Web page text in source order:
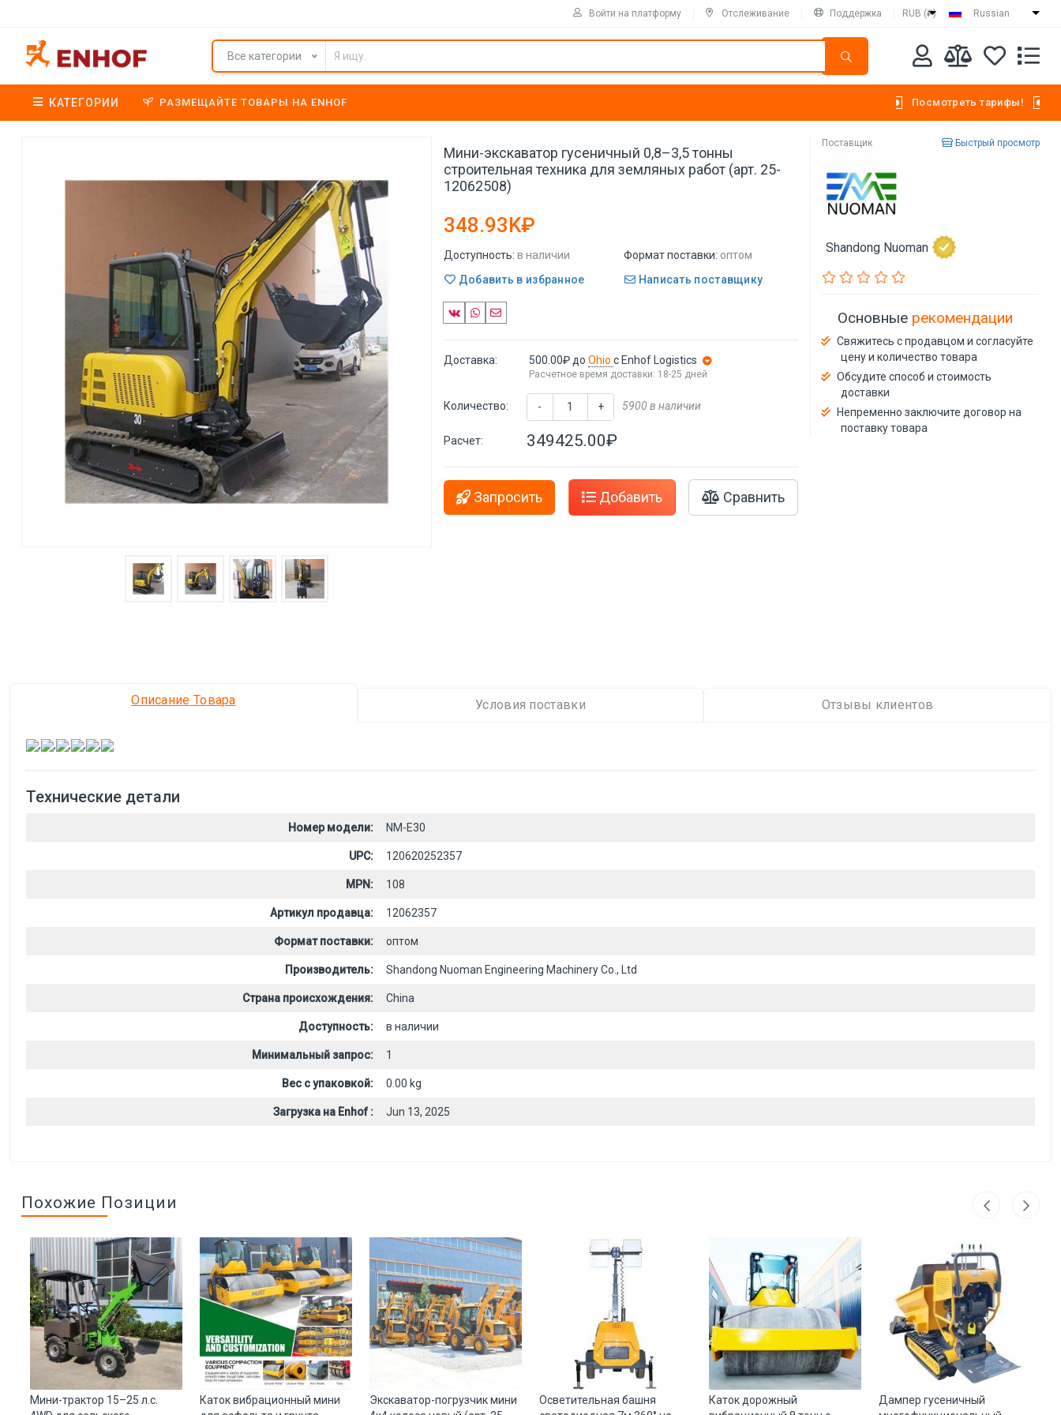
Войти на платформу Отслеживание Поддержка RUB (₽) Russian
Все категории
КАТЕГОРИИ РАЗМЕЩАЙТЕ ТОВАРЫ НА ENHOF Посмотреть тарифы!
Мини-экскаватор гусеничный 0,8–3,5 тонны
строительная техника для земляных работ (арт. 25-
12062508)
348.93K₽
Доступность: в наличии Формат поставки: оптом
Добавить в избранное
Написать поставщику
Доставка: 500.00₽ доOhioс Enhof Logistics
Расчетное время доставки: 18-25 дней
Количество: - + 5900 в наличии
Расчет: 349425.00₽
Запросить Добавить Сравнить
Поставщик Быстрый просмотр
Shandong Nuoman
Основные рекомендации
Свяжитесь с продавцом и согласуйте
цену и количество товара
Обсудите способ и стоимость
доставки
Непременно заключите договор на
поставку товара
Описание Товара Условия поставки Отзывы клиентов
, , , , ,
Технические детали
Номер модели: NM-E30
UPC: 120620252357
MPN: 108
Артикул продавца: 12062357
Формат поставки: оптом
Производитель: Shandong Nuoman Engineering Machinery Co., Ltd
Страна происхождения: China
Доступность: в наличии
Минимальный запрос: 1
Вес с упаковкой: 0.00 kg
Загрузка на Enhof : Jun 13, 2025
Похожие Позиции
Мини-трактор 15–25 л.с.
Каток вибрационный мини
Экскаватор-погрузчик мини
Осветительная башня
Каток дорожный
Дампер гусеничный